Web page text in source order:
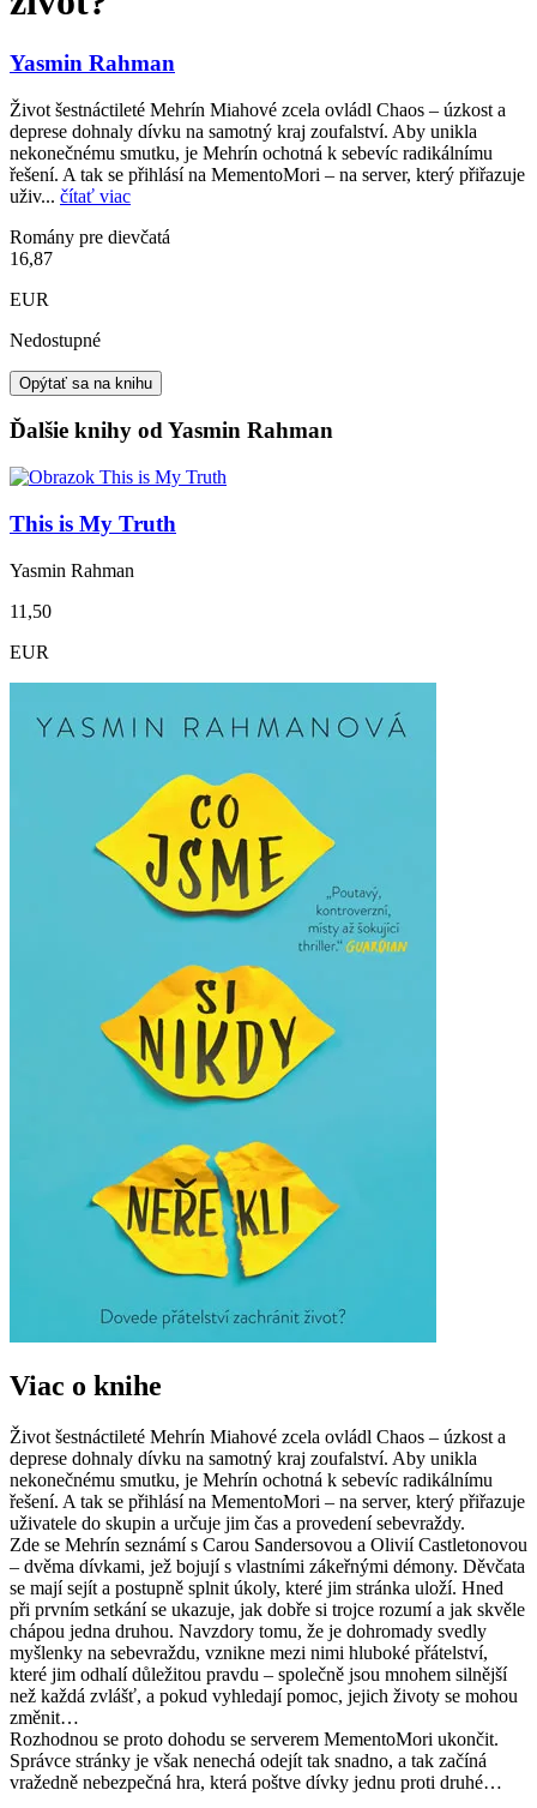
Yasmin Rahman
Život šestnáctileté Mehrín Miahové zcela ovládl Chaos – úzkost a
deprese dohnaly dívku na samotný kraj zoufalství. Aby unikla
nekonečnému smutku, je Mehrín ochotná k sebevíc radikálnímu
řešení. A tak se přihlásí na MementoMori – na server, který přiřazuje
uživ... čítať viac
Romány pre dievčatá
16,87
EUR
Nedostupné
Opýtať sa na knihu
Ďalšie knihy od Yasmin Rahman
This is My Truth
Yasmin Rahman
11,50
EUR
Viac o knihe
Život šestnáctileté Mehrín Miahové zcela ovládl Chaos – úzkost a
deprese dohnaly dívku na samotný kraj zoufalství. Aby unikla
nekonečnému smutku, je Mehrín ochotná k sebevíc radikálnímu
řešení. A tak se přihlásí na MementoMori – na server, který přiřazuje
uživatele do skupin a určuje jim čas a provedení sebevraždy.
Zde se Mehrín seznámí s Carou Sandersovou a Olivií Castletonovou
– dvěma dívkami, jež bojují s vlastními zákeřnými démony. Děvčata
se mají sejít a postupně splnit úkoly, které jim stránka uloží. Hned
při prvním setkání se ukazuje, jak dobře si trojce rozumí a jak skvěle
chápou jedna druhou. Navzdory tomu, že je dohromady svedly
myšlenky na sebevraždu, vznikne mezi nimi hluboké přátelství,
které jim odhalí důležitou pravdu – společně jsou mnohem silnější
než každá zvlášť, a pokud vyhledají pomoc, jejich životy se mohou
změnit…
Rozhodnou se proto dohodu se serverem MementoMori ukončit.
Správce stránky je však nenechá odejít tak snadno, a tak začíná
vražedně nebezpečná hra, která poštve dívky jednu proti druhé…